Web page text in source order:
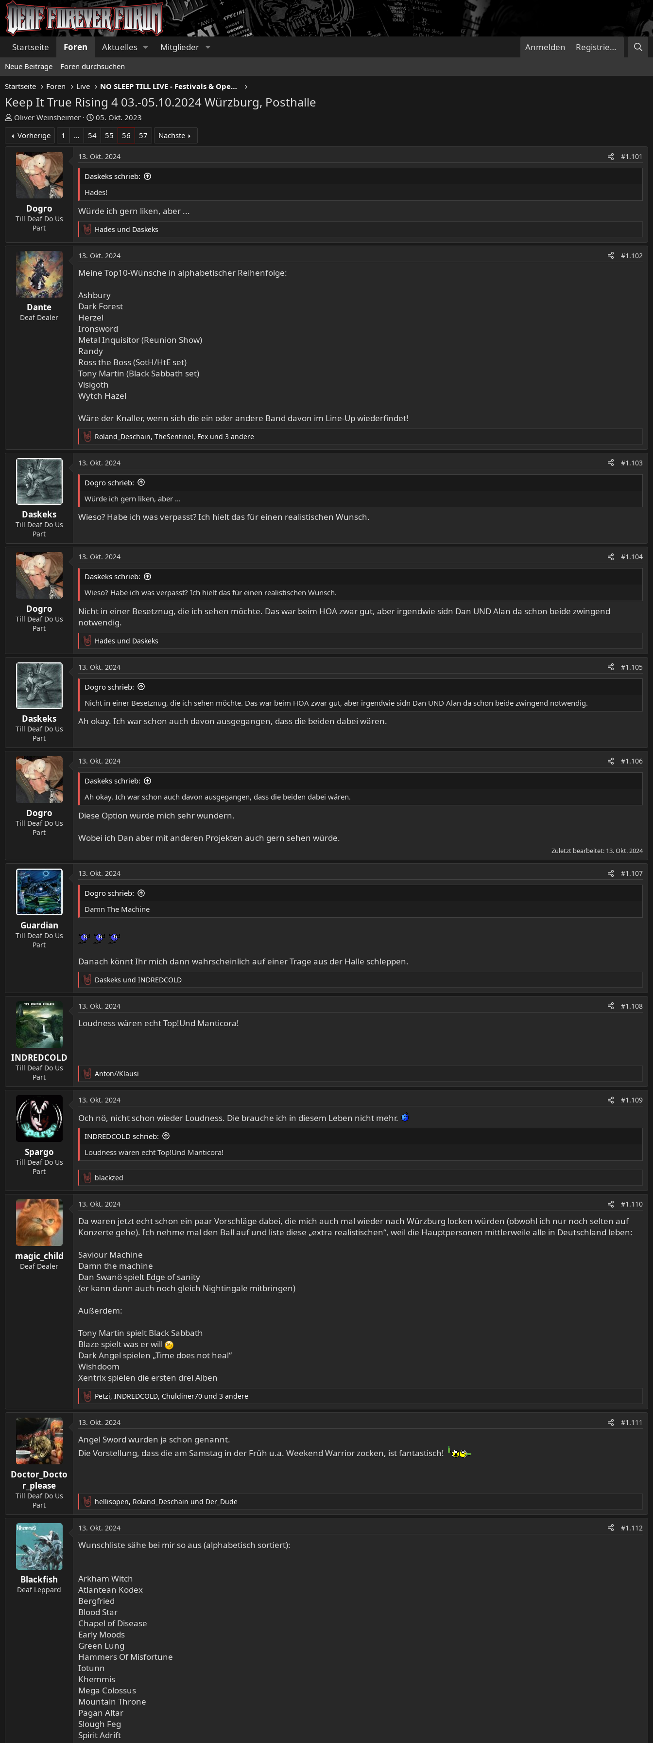
Startseite Foren Aktuelles Mitglieder Anmelden Registrieren
Neue Beiträge Foren durchsuchen
Startseite Foren Live NO SLEEP TILL LIVE - Festivals & Open Airs
Keep It True Rising 4 03.-05.10.2024 Würzburg, Posthalle
E
r
t
e
r
Oliver Weinsheimer
E
r
s
t
e
l
l
t
a
m
05. Okt. 2023
Vorherige
1 … 54 55 56 57 Nächste
Dogro
Till Deaf Do Us
Part
13. Okt. 2024 #1.101
Daskeks schrieb:
Hades!
Würde ich gern liken, aber ...
R
e
a
k
t
n
e
n
:
Hades und Daskeks
Dante
Deaf Dealer
13. Okt. 2024 #1.102
Meine Top10-Wünsche in alphabetischer Reihenfolge:
Ashbury
Dark Forest
Herzel
Ironsword
Metal Inquisitor (Reunion Show)
Randy
Ross the Boss (SotH/HtE set)
Tony Martin (Black Sabbath set)
Visigoth
Wytch Hazel
Wäre der Knaller, wenn sich die ein oder andere Band davon im Line-Up wiederfindet!
R
e
a
k
t
o
n
e
Roland_Deschain, TheSentinel, Fex und 3 andere
Daskeks
Till Deaf Do Us
Part
13. Okt. 2024 #1.103
Dogro schrieb:
Würde ich gern liken, aber ...
Wieso? Habe ich was verpasst? Ich hielt das für einen realistischen Wunsch.
Dogro
Till Deaf Do Us
Part
13. Okt. 2024 #1.104
Daskeks schrieb:
Wieso? Habe ich was verpasst? Ich hielt das für einen realistischen Wunsch.
Nicht in einer Besetznug, die ich sehen möchte. Das war beim HOA zwar gut, aber irgendwie sidn Dan UND Alan da schon beide zwingend
notwendig.
R
e
a
k
t
o
n
e
Hades und Daskeks
Daskeks
Till Deaf Do Us
Part
13. Okt. 2024 #1.105
Dogro schrieb:
Nicht in einer Besetznug, die ich sehen möchte. Das war beim HOA zwar gut, aber irgendwie sidn Dan UND Alan da schon beide zwingend notwendig.
Ah okay. Ich war schon auch davon ausgegangen, dass die beiden dabei wären.
Dogro
Till Deaf Do Us
Part
13. Okt. 2024 #1.106
Daskeks schrieb:
Ah okay. Ich war schon auch davon ausgegangen, dass die beiden dabei wären.
Diese Option würde mich sehr wundern.
Wobei ich Dan aber mit anderen Projekten auch gern sehen würde.
Zuletzt bearbeitet: 13. Okt. 2024
Guardian
Till Deaf Do Us
Part
13. Okt. 2024 #1.107
Dogro schrieb:
Damn The Machine
Danach könnt Ihr mich dann wahrscheinlich auf einer Trage aus der Halle schleppen.
R
e
a
k
t
Daskeks und INDREDCOLD
INDREDCOLD
Till Deaf Do Us
Part
13. Okt. 2024 #1.108
Loudness wären echt Top!Und Manticora!
R
e
a
k
t
i
o
n
e
n
Anton//Klausi
Spargo
Till Deaf Do Us
Part
13. Okt. 2024 #1.109
Och nö, nicht schon wieder Loudness. Die brauche ich in diesem Leben nicht mehr.
INDREDCOLD schrieb:
Loudness wären echt Top!Und Manticora!
R
e
a
k
t
i
o
e
n
:
blackzed
magic_child
Deaf Dealer
13. Okt. 2024 #1.110
Da waren jetzt echt schon ein paar Vorschläge dabei, die mich auch mal wieder nach Würzburg locken würden (obwohl ich nur noch selten auf
Konzerte gehe). Ich nehme mal den Ball auf und liste diese „extra realistischen“, weil die Hauptpersonen mittlerweile alle in Deutschland leben:
Saviour Machine
Damn the machine
Dan Swanö spielt Edge of sanity
(er kann dann auch noch gleich Nightingale mitbringen)
Außerdem:
Tony Martin spielt Black Sabbath
Blaze spielt was er will
Dark Angel spielen „Time does not heal“
Wishdoom
Xentrix spielen die ersten drei Alben
R
e
a
k
t
o
Petzi, INDREDCOLD, Chuldiner70 und 3 andere
Doctor_Docto
r_please
Till Deaf Do Us
Part
13. Okt. 2024 #1.111
Angel Sword wurden ja schon genannt.
Die Vorstellung, dass die am Samstag in der Früh u.a. Weekend Warrior zocken, ist fantastisch!
R
e
a
k
t
e
n
:
hellisopen, Roland_Deschain und Der_Dude
Blackfish
Deaf Leppard
13. Okt. 2024 #1.112
Wunschliste sähe bei mir so aus (alphabetisch sortiert):
Arkham Witch
Atlantean Kodex
Bergfried
Blood Star
Chapel of Disease
Early Moods
Green Lung
Hammers Of Misfortune
Iotunn
Khemmis
Mega Colossus
Mountain Throne
Pagan Altar
Slough Feg
Spirit Adrift